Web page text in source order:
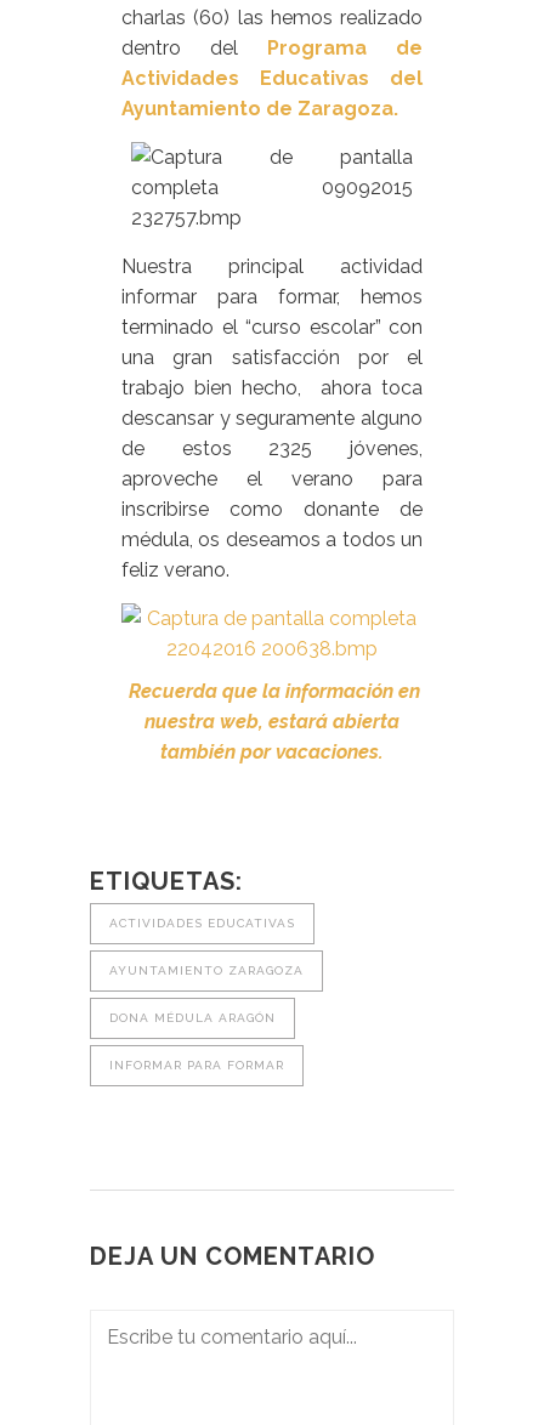
charlas (60) las hemos realizado
dentro del Programa de
Actividades Educativas del
Ayuntamiento de Zaragoza.
Nuestra principal actividad
informar para formar, hemos
terminado el “curso escolar” con
una gran satisfacción por el
trabajo bien hecho, ahora toca
descansar y seguramente alguno
de estos 2325 jóvenes,
aproveche el verano para
inscribirse como donante de
médula, os deseamos a todos un
feliz verano.
Recuerda que la información en
nuestra web, estará abierta
también por vacaciones.
ETIQUETAS:
ACTIVIDADES EDUCATIVAS
AYUNTAMIENTO ZARAGOZA
DONA MÉDULA ARAGÓN
INFORMAR PARA FORMAR
DEJA UN COMENTARIO